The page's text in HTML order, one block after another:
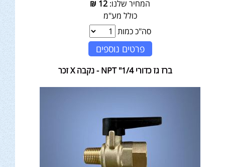
המחיר שלנו: 12
₪
כולל מע"מ
סה"כ כמות
פרטים נוספים
ברז גז כדורי 1/4" NPT - נקבה X זכר